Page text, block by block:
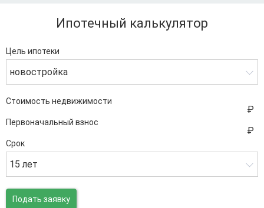
Ипотечный калькулятор
Цель ипотеки
новостройка
Стоимость недвижимости
Первоначальный взнос
Срок
15 лет
Подать заявку